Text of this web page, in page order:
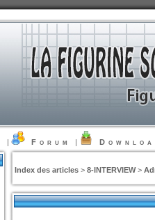
| Forum |
Index des articles> 8-INTERVIEW>